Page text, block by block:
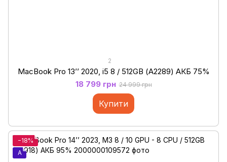
2
MacBook Pro 13’’ 2020, i5 8 / 512GB (А2289) АКБ 75%
18 799 грн 24 999 грн
Купити
−18%
A